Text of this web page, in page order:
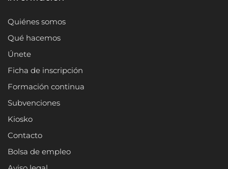
Quiénes somos
Qué hacemos
Únete
Ficha de inscripción
Formación continua
Subvenciones
Kiosko
Contacto
Bolsa de empleo